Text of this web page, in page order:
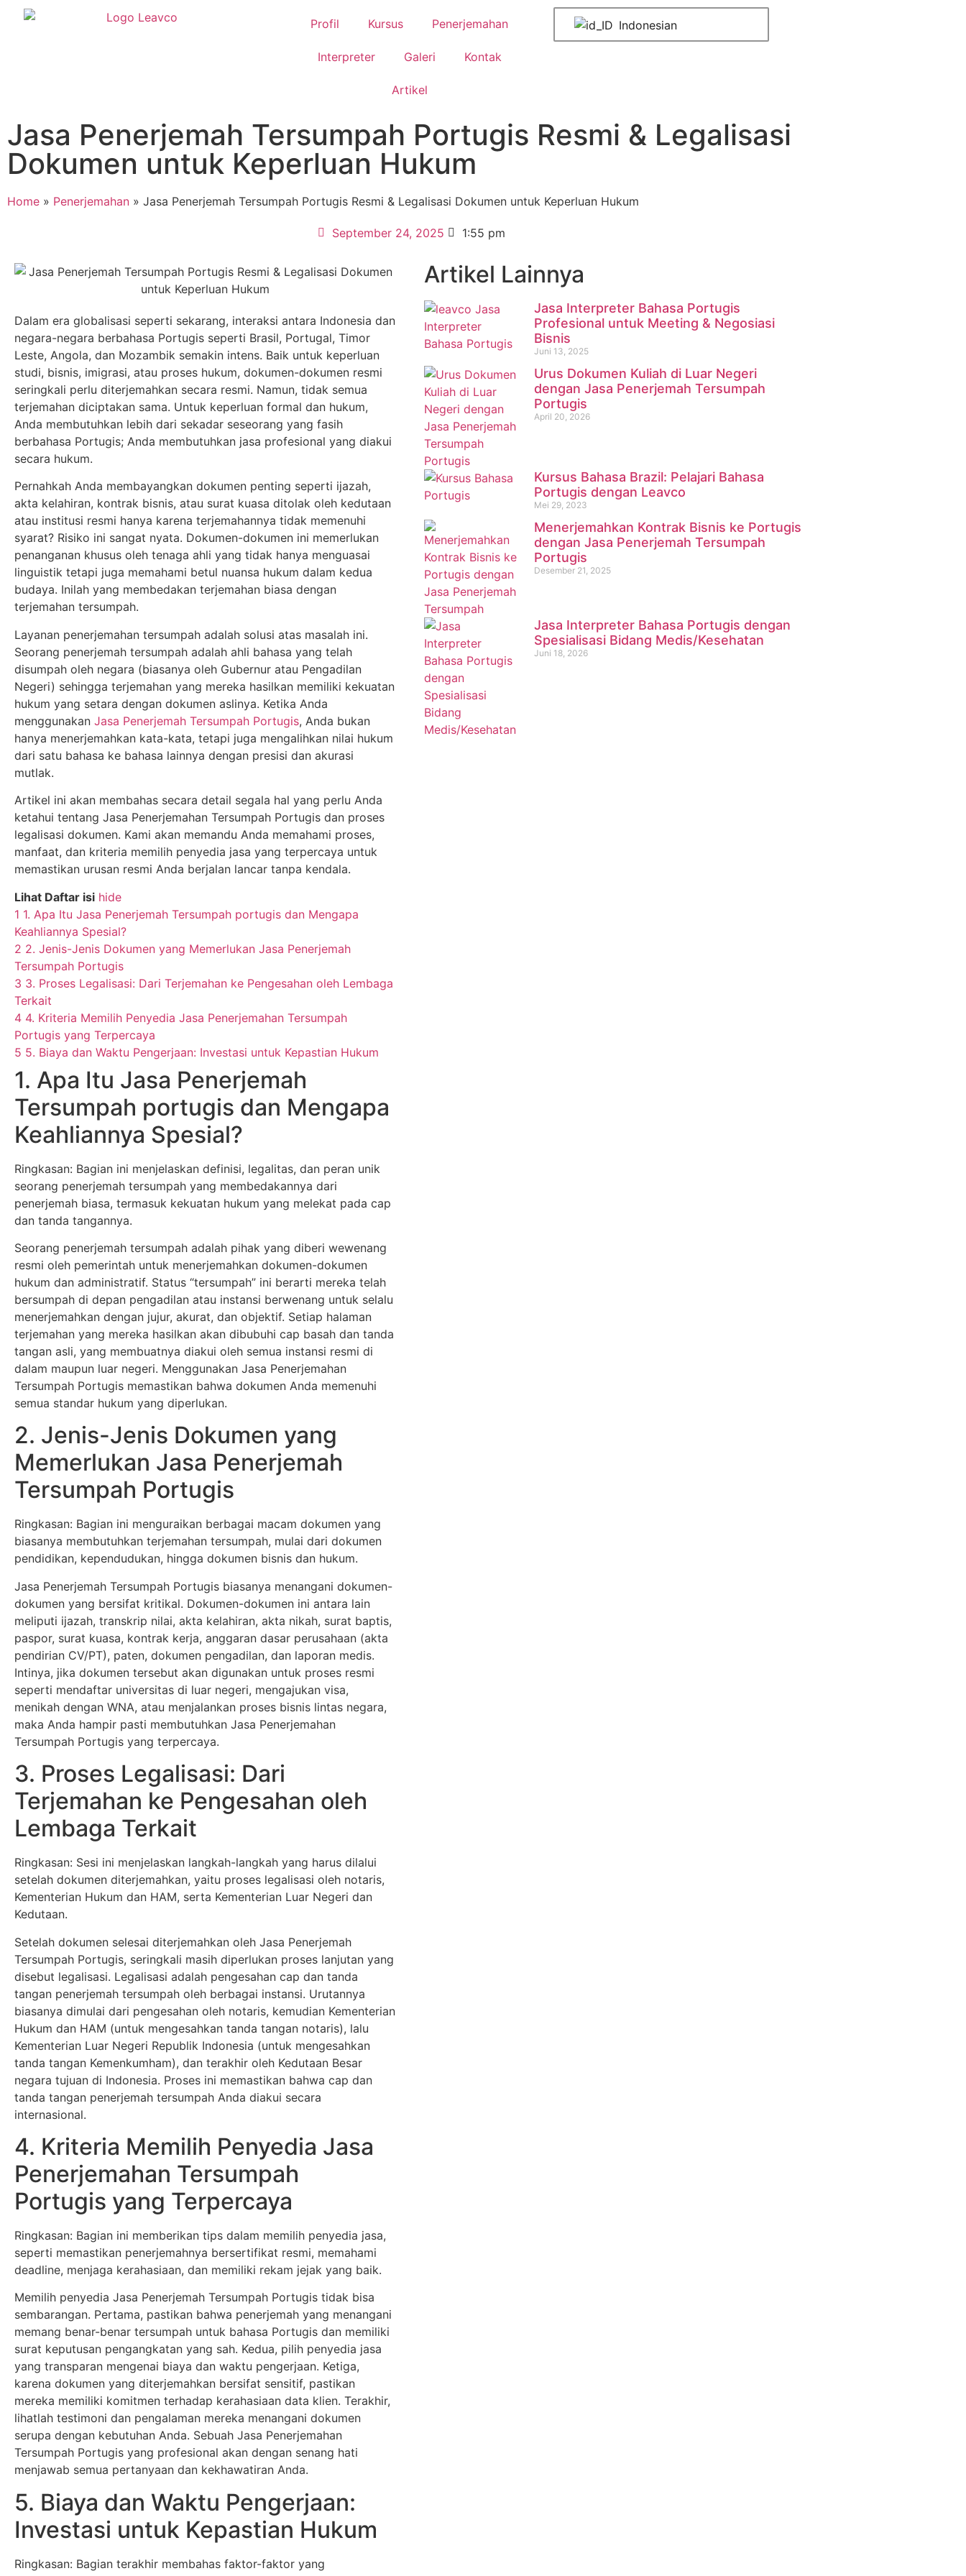
Profil Kursus Penerjemahan
Interpreter Galeri Kontak
Artikel
Indonesian
Jasa Penerjemah Tersumpah Portugis Resmi & Legalisasi
Dokumen untuk Keperluan Hukum
Home » Penerjemahan » Jasa Penerjemah Tersumpah Portugis Resmi & Legalisasi Dokumen untuk Keperluan Hukum
September 24, 2025 1:55 pm
Dalam era globalisasi seperti sekarang, interaksi antara Indonesia dan
negara-negara berbahasa Portugis seperti Brasil, Portugal, Timor
Leste, Angola, dan Mozambik semakin intens. Baik untuk keperluan
studi, bisnis, imigrasi, atau proses hukum, dokumen-dokumen resmi
seringkali perlu diterjemahkan secara resmi. Namun, tidak semua
terjemahan diciptakan sama. Untuk keperluan formal dan hukum,
Anda membutuhkan lebih dari sekadar seseorang yang fasih
berbahasa Portugis; Anda membutuhkan jasa profesional yang diakui
secara hukum.
Pernahkah Anda membayangkan dokumen penting seperti ijazah,
akta kelahiran, kontrak bisnis, atau surat kuasa ditolak oleh kedutaan
atau institusi resmi hanya karena terjemahannya tidak memenuhi
syarat? Risiko ini sangat nyata. Dokumen-dokumen ini memerlukan
penanganan khusus oleh tenaga ahli yang tidak hanya menguasai
linguistik tetapi juga memahami betul nuansa hukum dalam kedua
budaya. Inilah yang membedakan terjemahan biasa dengan
terjemahan tersumpah.
Layanan penerjemahan tersumpah adalah solusi atas masalah ini.
Seorang penerjemah tersumpah adalah ahli bahasa yang telah
disumpah oleh negara (biasanya oleh Gubernur atau Pengadilan
Negeri) sehingga terjemahan yang mereka hasilkan memiliki kekuatan
hukum yang setara dengan dokumen aslinya. Ketika Anda
menggunakan Jasa Penerjemah Tersumpah Portugis, Anda bukan
hanya menerjemahkan kata-kata, tetapi juga mengalihkan nilai hukum
dari satu bahasa ke bahasa lainnya dengan presisi dan akurasi
mutlak.
Artikel ini akan membahas secara detail segala hal yang perlu Anda
ketahui tentang Jasa Penerjemahan Tersumpah Portugis dan proses
legalisasi dokumen. Kami akan memandu Anda memahami proses,
manfaat, dan kriteria memilih penyedia jasa yang terpercaya untuk
memastikan urusan resmi Anda berjalan lancar tanpa kendala.
Lihat Daftar isi hide
1 1. Apa Itu Jasa Penerjemah Tersumpah portugis dan Mengapa
Keahliannya Spesial?
2 2. Jenis-Jenis Dokumen yang Memerlukan Jasa Penerjemah
Tersumpah Portugis
3 3. Proses Legalisasi: Dari Terjemahan ke Pengesahan oleh Lembaga
Terkait
4 4. Kriteria Memilih Penyedia Jasa Penerjemahan Tersumpah
Portugis yang Terpercaya
5 5. Biaya dan Waktu Pengerjaan: Investasi untuk Kepastian Hukum
1. Apa Itu Jasa Penerjemah
Tersumpah portugis dan Mengapa
Keahliannya Spesial?
Ringkasan: Bagian ini menjelaskan definisi, legalitas, dan peran unik
seorang penerjemah tersumpah yang membedakannya dari
penerjemah biasa, termasuk kekuatan hukum yang melekat pada cap
dan tanda tangannya.
Seorang penerjemah tersumpah adalah pihak yang diberi wewenang
resmi oleh pemerintah untuk menerjemahkan dokumen-dokumen
hukum dan administratif. Status “tersumpah” ini berarti mereka telah
bersumpah di depan pengadilan atau instansi berwenang untuk selalu
menerjemahkan dengan jujur, akurat, dan objektif. Setiap halaman
terjemahan yang mereka hasilkan akan dibubuhi cap basah dan tanda
tangan asli, yang membuatnya diakui oleh semua instansi resmi di
dalam maupun luar negeri. Menggunakan Jasa Penerjemahan
Tersumpah Portugis memastikan bahwa dokumen Anda memenuhi
semua standar hukum yang diperlukan.
2. Jenis-Jenis Dokumen yang
Memerlukan Jasa Penerjemah
Tersumpah Portugis
Ringkasan: Bagian ini menguraikan berbagai macam dokumen yang
biasanya membutuhkan terjemahan tersumpah, mulai dari dokumen
pendidikan, kependudukan, hingga dokumen bisnis dan hukum.
Jasa Penerjemah Tersumpah Portugis biasanya menangani dokumen-
dokumen yang bersifat kritikal. Dokumen-dokumen ini antara lain
meliputi ijazah, transkrip nilai, akta kelahiran, akta nikah, surat baptis,
paspor, surat kuasa, kontrak kerja, anggaran dasar perusahaan (akta
pendirian CV/PT), paten, dokumen pengadilan, dan laporan medis.
Intinya, jika dokumen tersebut akan digunakan untuk proses resmi
seperti mendaftar universitas di luar negeri, mengajukan visa,
menikah dengan WNA, atau menjalankan proses bisnis lintas negara,
maka Anda hampir pasti membutuhkan Jasa Penerjemahan
Tersumpah Portugis yang terpercaya.
3. Proses Legalisasi: Dari
Terjemahan ke Pengesahan oleh
Lembaga Terkait
Ringkasan: Sesi ini menjelaskan langkah-langkah yang harus dilalui
setelah dokumen diterjemahkan, yaitu proses legalisasi oleh notaris,
Kementerian Hukum dan HAM, serta Kementerian Luar Negeri dan
Kedutaan.
Setelah dokumen selesai diterjemahkan oleh Jasa Penerjemah
Tersumpah Portugis, seringkali masih diperlukan proses lanjutan yang
disebut legalisasi. Legalisasi adalah pengesahan cap dan tanda
tangan penerjemah tersumpah oleh berbagai instansi. Urutannya
biasanya dimulai dari pengesahan oleh notaris, kemudian Kementerian
Hukum dan HAM (untuk mengesahkan tanda tangan notaris), lalu
Kementerian Luar Negeri Republik Indonesia (untuk mengesahkan
tanda tangan Kemenkumham), dan terakhir oleh Kedutaan Besar
negara tujuan di Indonesia. Proses ini memastikan bahwa cap dan
tanda tangan penerjemah tersumpah Anda diakui secara
internasional.
4. Kriteria Memilih Penyedia Jasa
Penerjemahan Tersumpah
Portugis yang Terpercaya
Ringkasan: Bagian ini memberikan tips dalam memilih penyedia jasa,
seperti memastikan penerjemahnya bersertifikat resmi, memahami
deadline, menjaga kerahasiaan, dan memiliki rekam jejak yang baik.
Memilih penyedia Jasa Penerjemah Tersumpah Portugis tidak bisa
sembarangan. Pertama, pastikan bahwa penerjemah yang menangani
memang benar-benar tersumpah untuk bahasa Portugis dan memiliki
surat keputusan pengangkatan yang sah. Kedua, pilih penyedia jasa
yang transparan mengenai biaya dan waktu pengerjaan. Ketiga,
karena dokumen yang diterjemahkan bersifat sensitif, pastikan
mereka memiliki komitmen terhadap kerahasiaan data klien. Terakhir,
lihatlah testimoni dan pengalaman mereka menangani dokumen
serupa dengan kebutuhan Anda. Sebuah Jasa Penerjemahan
Tersumpah Portugis yang profesional akan dengan senang hati
menjawab semua pertanyaan dan kekhawatiran Anda.
5. Biaya dan Waktu Pengerjaan:
Investasi untuk Kepastian Hukum
Ringkasan: Bagian terakhir membahas faktor-faktor yang
Artikel Lainnya
Jasa Interpreter Bahasa Portugis
Profesional untuk Meeting & Negosiasi
Bisnis
Juni 13, 2025
Urus Dokumen Kuliah di Luar Negeri
dengan Jasa Penerjemah Tersumpah
Portugis
April 20, 2026
Kursus Bahasa Brazil: Pelajari Bahasa
Portugis dengan Leavco
Mei 29, 2023
Menerjemahkan Kontrak Bisnis ke Portugis
dengan Jasa Penerjemah Tersumpah
Portugis
Desember 21, 2025
Jasa Interpreter Bahasa Portugis dengan
Spesialisasi Bidang Medis/Kesehatan
Juni 18, 2026